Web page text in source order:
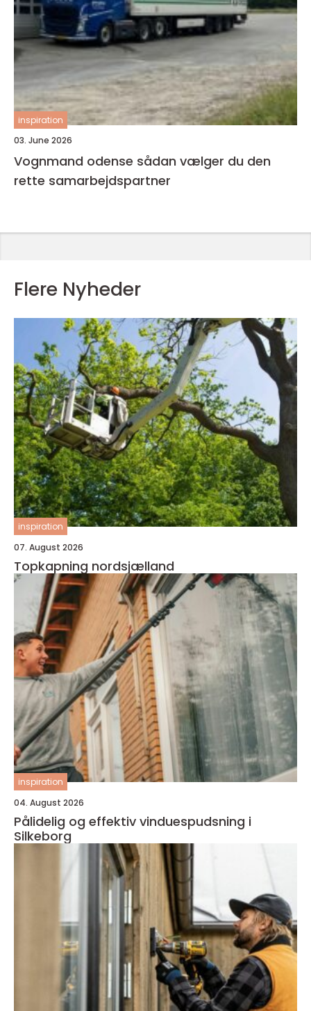
inspiration
03. June 2026
Vognmand odense sådan vælger du den
rette samarbejdspartner
Flere Nyheder
inspiration
07. August 2026
Topkapning nordsjælland
inspiration
04. August 2026
Pålidelig og effektiv vinduespudsning i
Silkeborg